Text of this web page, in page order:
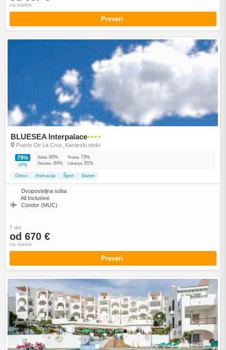
na osebo
Preveri
BLUESEA Interpalace●●●●
Puerto De La Cruz, Kanarski otoki
79%
(879)
Soba: 80% Hrana: 73%
Storitev: 84% Lokacija: 81%
Otroci Animacija Šport Bazen
Dvoposteljna soba
All Inclusive
Condor (MUC)
7 dni
od 670 €
na osebo
Preveri